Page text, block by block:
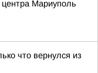
Мариуполь
что вернулся из